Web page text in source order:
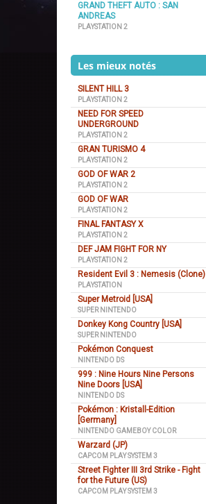
GRAND THEFT AUTO : SAN
ANDREAS
PLAYSTATION 2
Les mieux notés
SILENT HILL 3
PLAYSTATION 2
NEED FOR SPEED
UNDERGROUND
PLAYSTATION 2
GRAN TURISMO 4
PLAYSTATION 2
GOD OF WAR 2
PLAYSTATION 2
GOD OF WAR
PLAYSTATION 2
FINAL FANTASY X
PLAYSTATION 2
DEF JAM FIGHT FOR NY
PLAYSTATION 2
Resident Evil 3 : Nemesis (Clone)
PLAYSTATION
Super Metroid [USA]
SUPER NINTENDO
Donkey Kong Country [USA]
SUPER NINTENDO
Pokémon Conquest
NINTENDO DS
999 : Nine Hours Nine Persons
Nine Doors [USA]
NINTENDO DS
Pokémon : Kristall-Edition
[Germany]
NINTENDO GAMEBOY COLOR
Warzard (JP)
CAPCOM PLAY SYSTEM 3
Street Fighter III 3rd Strike - Fight
for the Future (US)
CAPCOM PLAY SYSTEM 3